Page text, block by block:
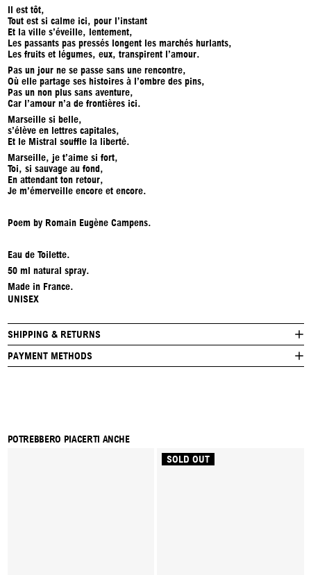
Il est tôt,
Tout est si calme ici, pour l’instant
Et la ville s’éveille, lentement,
Les passants pas pressés longent les marchés hurlants,
Les fruits et légumes, eux, transpirent l’amour.
Pas un jour ne se passe sans une rencontre,
Où elle partage ses histoires à l’ombre des pins,
Pas un non plus sans aventure,
Car l’amour n’a de frontières ici.
Marseillesi belle,
s’élève en lettres capitales,
Et le Mistral souffle la liberté.
Marseille, je t’aime si fort,
Toi, si sauvage au fond,
En attendant ton retour,
Je m’émerveille encore et encore.
Poem by Romain Eugène Campens.
Eau de Toilette.
50 ml natural spray.
Made in France.
UNISEX
SHIPPING & RETURNS
PAYMENT METHODS
POTREBBERO PIACERTI ANCHE
SOLD OUT